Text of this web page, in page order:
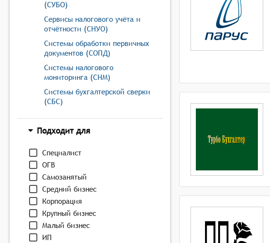
(СУБО)
Сервисы налогового учёта и
отчётности (СНУО)
Системы обработки первичных
документов (СОПД)
Системы налогового
мониторинга (СНМ)
Системы бухгалтерской сверки
(СБС)
Подходит для
Специалист
ОГВ
Самозанятый
Средний бизнес
Корпорация
Крупный бизнес
Малый бизнес
ИП